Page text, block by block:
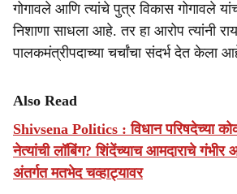
गोगावले आणि त्यांचे पुत्र विकास गोगावले
निशाणा साधला आहे. तर हा आरोप त्यांनी
पालकमंत्रीपदाच्या चर्चांचा संदर्भ देत केला
Also Read
Shivsena Politics : विधान परिषदेच्या
नेत्यांची लॉबिंग? शिंदेंच्याच आमदाराचे
अंतर्गत मतभेद चव्हाट्यावर